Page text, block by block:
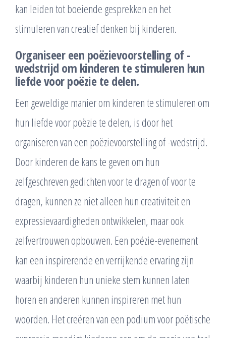
kan leiden tot boeiende gesprekken en het
stimuleren van creatief denken bij kinderen.
Organiseer een poëzievoorstelling of -
wedstrijd om kinderen te stimuleren hun
liefde voor poëzie te delen.
Een geweldige manier om kinderen te stimuleren om
hun liefde voor poëzie te delen, is door het
organiseren van een poëzievoorstelling of -wedstrijd.
Door kinderen de kans te geven om hun
zelfgeschreven gedichten voor te dragen of voor te
dragen, kunnen ze niet alleen hun creativiteit en
expressievaardigheden ontwikkelen, maar ook
zelfvertrouwen opbouwen. Een poëzie-evenement
kan een inspirerende en verrijkende ervaring zijn
waarbij kinderen hun unieke stem kunnen laten
horen en anderen kunnen inspireren met hun
woorden. Het creëren van een podium voor poëtische